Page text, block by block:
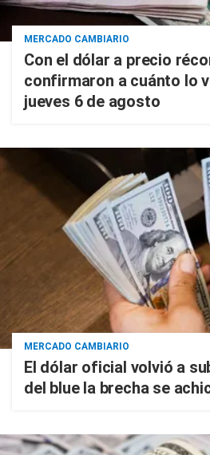
MERCADO CAMBIARIO
Con el dólar a precio
confirmaron a cuánto lo
jueves 6 de agosto
MERCADO CAMBIARIO
El dólar oficial volvió a
del blue la brecha se